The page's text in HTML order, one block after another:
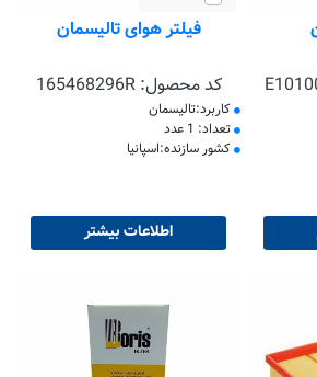
فیلتر هوای تالیسمان
کد محصول:165468296R
کاربرد:تالیسمان
تعداد: 1 عدد
کشور سازنده:اسپانیا
اطلاعات بیشتر